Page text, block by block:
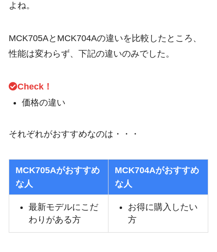
よね。
MCK705AとMCK704Aの違いを比較したところ、
性能は変わらず、下記の違いのみでした。
Check！
価格の違い
それぞれがおすすめなのは・・・
MCK705Aがおすすめ
な人
MCK704Aがおすすめ
な人
最新モデルにこだ
わりがある方
お得に購入したい
方